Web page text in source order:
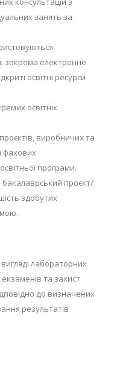
занять за
зокрема електронне
освітні ресурси
освітніх
виробничих та
фахових
програми.
бакалаврський проєкт/
здобутих
лабораторних
екзаменів та захист
до визначених
результатів